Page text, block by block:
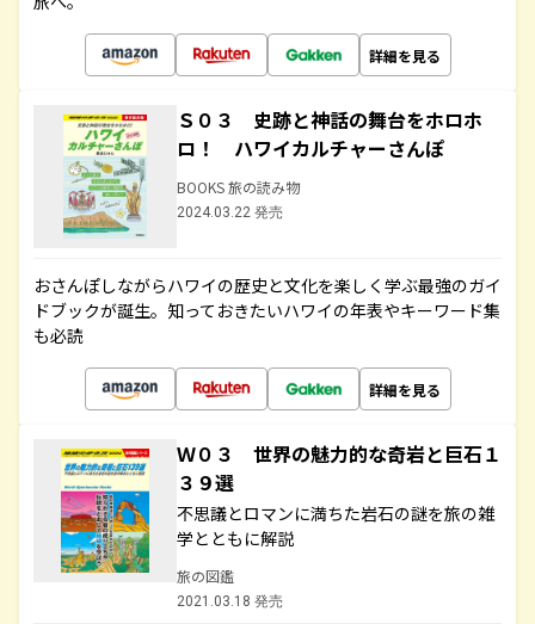
詳細を見る
Ｓ０３ 史跡と神話の舞台をホロホ
ロ！ ハワイカルチャーさんぽ
BOOKS 旅の読み物
2024.03.22 発売
おさんぽしながらハワイの歴史と文化を楽しく学ぶ最強のガイ
ドブックが誕生。知っておきたいハワイの年表やキーワード集
も必読
詳細を見る
Ｗ０３ 世界の魅力的な奇岩と巨石１
３９選
不思議とロマンに満ちた岩石の謎を旅の雑
学とともに解説
旅の図鑑
2021.03.18 発売